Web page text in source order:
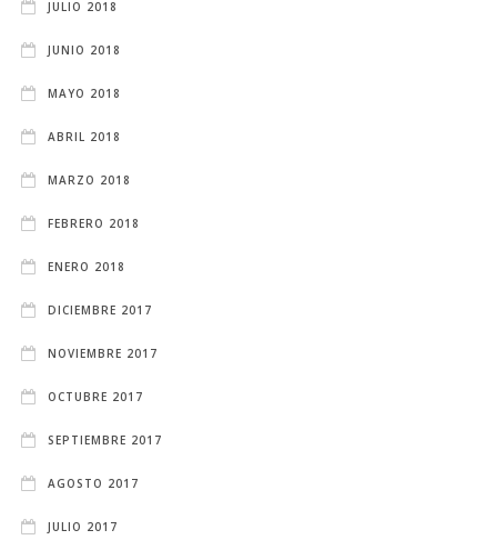
JULIO 2018
JUNIO 2018
MAYO 2018
ABRIL 2018
MARZO 2018
FEBRERO 2018
ENERO 2018
DICIEMBRE 2017
NOVIEMBRE 2017
OCTUBRE 2017
SEPTIEMBRE 2017
AGOSTO 2017
JULIO 2017